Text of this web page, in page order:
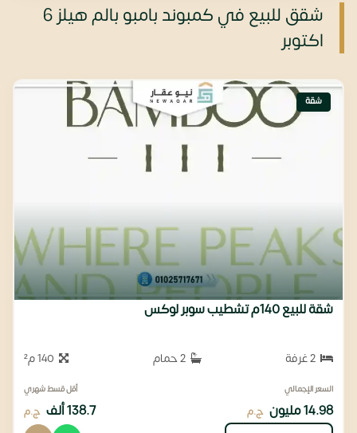
شقق للبيع في كمبوند بامبو بالم هيلز 6
اكتوبر
شقة
شقة للبيع 140م تشطيب سوبر لوكس
2 حمام
السعر الإجمالي
14.98 مليون ج.م
أقل قسط شهري
138.7 ألف ج.م